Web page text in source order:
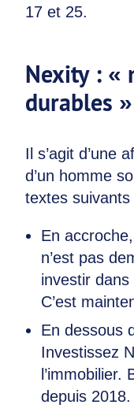
17 et 25.
Nexity : «
durables »
Il s’agit d’une
d’un homme
textes suivants
En
n’est pas
investir
C’est
En dessous
Investissez
depuis